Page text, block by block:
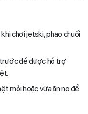
chơi jetski, phao chuối
để được hỗ trợ
mỏi hoặc vừa ăn no để